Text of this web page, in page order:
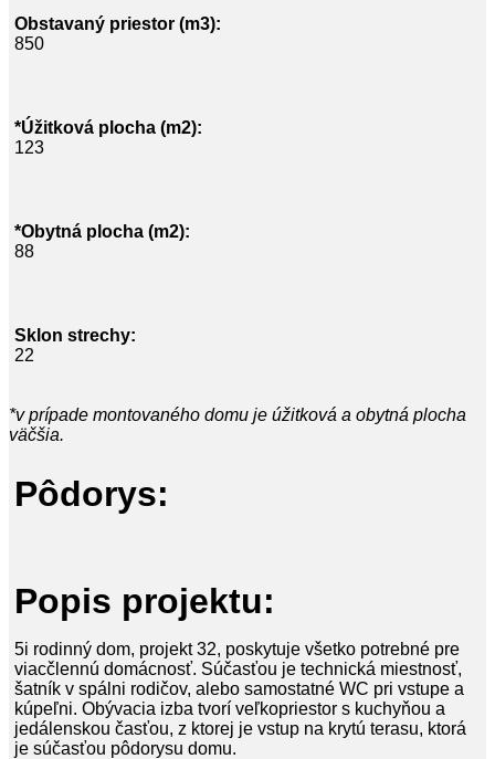
Obstavaný priestor (m3):
850
*Úžitková plocha (m2):
123
*Obytná plocha (m2):
88
Sklon strechy:
22
*v prípade montovaného domu je úžitková a obytná plocha
väčšia.
Pôdorys:
Popis projektu:
5i rodinný dom, projekt 32, poskytuje všetko potrebné pre
viacčlennú domácnosť. Súčasťou je technická miestnosť,
šatník v spálni rodičov, alebo samostatné WC pri vstupe a
kúpeľni. Obývacia izba tvorí veľkopriestor s kuchyňou a
jedálenskou časťou, z ktorej je vstup na krytú terasu, ktorá
je súčasťou pôdorysu domu.